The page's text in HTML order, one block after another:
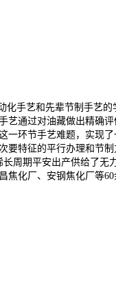
手艺和先辈节制手艺的
通过对油藏做出精确评
环节手艺难题，实现
要特征的平行办理和节
周期平安出产供给了无
化厂、安钢焦化厂等